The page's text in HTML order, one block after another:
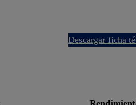
descargar ficha